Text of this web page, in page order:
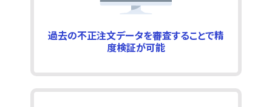
過去の不正注文データを審査することで精
度検証が可能